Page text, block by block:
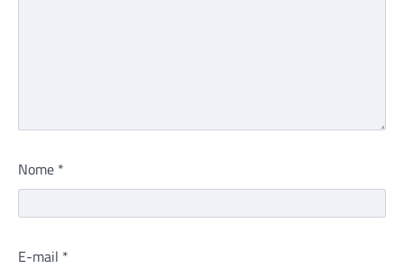
Nome *
E-mail *